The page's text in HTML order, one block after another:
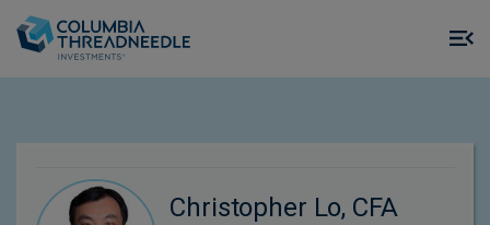
Christopher Lo, CFA